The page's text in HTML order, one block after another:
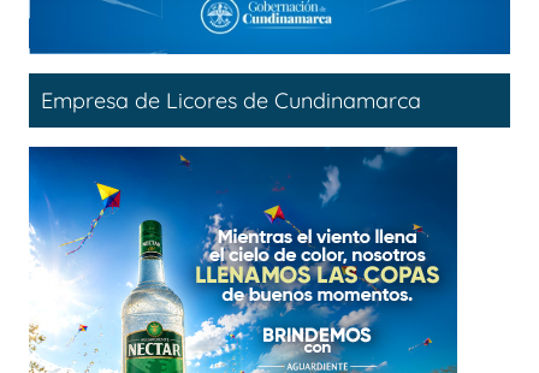
Empresa de Licores de Cundinamarca